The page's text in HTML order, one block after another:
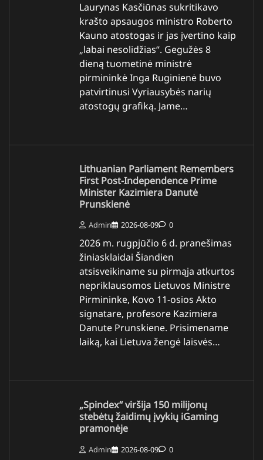
Laurynas Kasčiūnas sukritikavo
krašto apsaugos ministro Roberto
Kauno atostogas ir jas įvertino kaip
„labai nesolidžias“. Gegužės 8
dieną tuometinė ministrė
pirmininkė Inga Ruginienė buvo
patvirtinusi Vyriausybės narių
atostogų grafiką. Jame…
Lithuanian Parliament Remembers
First Post-Independence Prime
Minister Kazimiera Danutė
Prunskienė
Admin 2026-08-09 0
2026 m. rugpjūčio 6 d. pranešimas
žiniasklaidai Šiandien
atsisveikiname su pirmąja atkurtos
nepriklausomos Lietuvos Ministre
Pirmininke, Kovo 11-osios Akto
signatare, profesore Kazimiera
Danute Prunskiene. Prisimename
laiką, kai Lietuva žengė laisvės…
„Spindex“ viršija 150 milijonų
stebėtų žaidimų įvykių iGaming
pramonėje
Admin 2026-08-09 0